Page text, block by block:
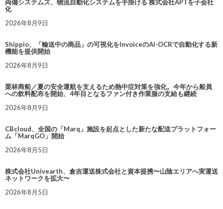
両備システムズ、物流自動化システムを手掛ける 株式会社APTを子会社
化
2026年8月9日
Shippio、「輸送中の商品」の可視化をInvoiceのAI-OCRで自動化する新
機能を提供開始
2026年8月9日
栗林商船／夏の安全運航を支えるため熱中症対策を強化。今年から船員
への飲料配布を開始、4年目となるファン付き作業服の支給も継続
2026年8月9日
CBcloud、全国の「Marq」施設を起点とした新たな配送プラットフォー
ム「MarqGO」開始
2026年8月5日
株式会社Univearth、倉吉運送株式会社と資本提携〜山陰エリアへ実運送
ネットワークを拡大〜
2026年8月5日